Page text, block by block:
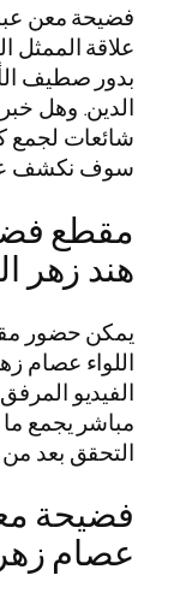
فضيحة معن
علاقة
بدور صطيف
الدين. وهل
شائعات لجمع
سوف نكشف
مقطع
هند زهر
يمكن حضور
اللواء عصام
الفيديو
مباشر يجمع
التحقق بعد
فضيحة
عصام